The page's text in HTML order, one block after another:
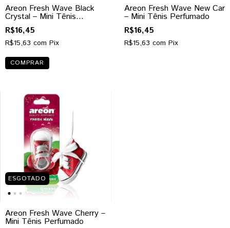
Areon Fresh Wave Black
Crystal – Mini Tênis
Perfumado
R$16,45
R$15,63 com Pix
Areon Fresh Wave New Car
– Mini Tênis Perfumado
R$16,45
R$15,63 com Pix
ESGOTADO
Areon Fresh Wave Cherry –
Mini Tênis Perfumado